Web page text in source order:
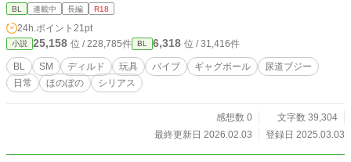
BL 連載中 長編 R18
24h.ポイント 21pt
小説 25,158 位 / 228,785件 BL 6,318 位 / 31,416件
BL SM ディルド 玩具 バイブ ギャグボール
尿道ブジー
日常
ほのぼの シリアス
感想数 0
文字数 39,304
最終更新日 2026.02.03
登録日 2025.03.03